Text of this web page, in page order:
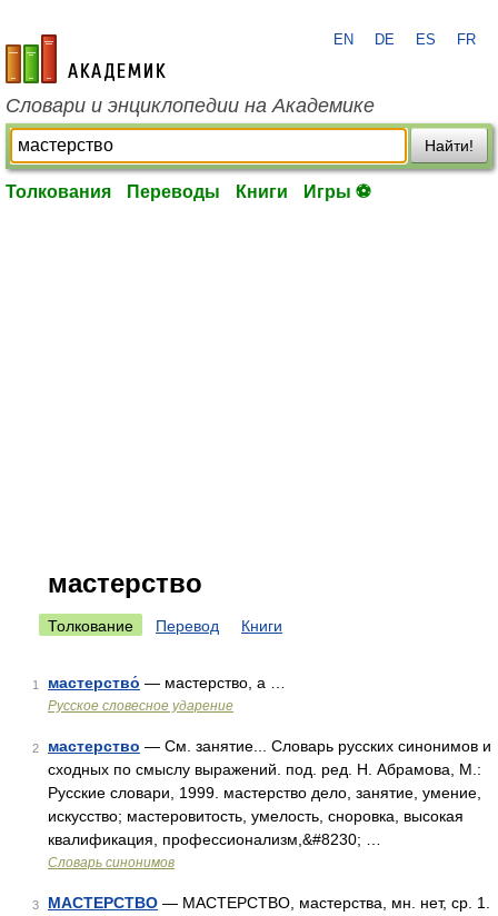
academic.ru
EN DE ES FR
Словари и энциклопедии на Академике
Найти!
Толкования Переводы Книги Игры ⚽
мастерство
Толкование Перевод Книги
1 мастерство́ — мастерство, а …
Русское словесное ударение
2 мастерство — См. занятие... Словарь русских синонимов и
сходных по смыслу выражений. под. ред. Н. Абрамова, М.:
Русские словари, 1999. мастерство дело, занятие, умение,
искусство; мастеровитость, умелость, сноровка, высокая
квалификация, профессионализм,&#8230; …
Словарь синонимов
3 МАСТЕРСТВО — МАСТЕРСТВО, мастерства, мн. нет, ср. 1.